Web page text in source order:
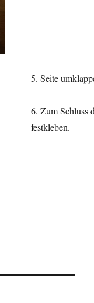
5. Seite
6. Zum Schluss
festkleben.